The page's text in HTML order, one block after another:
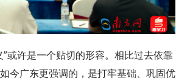
或许是一个贴切的形容。相比过去依靠
今广东更强调的，是打牢基础、巩固优